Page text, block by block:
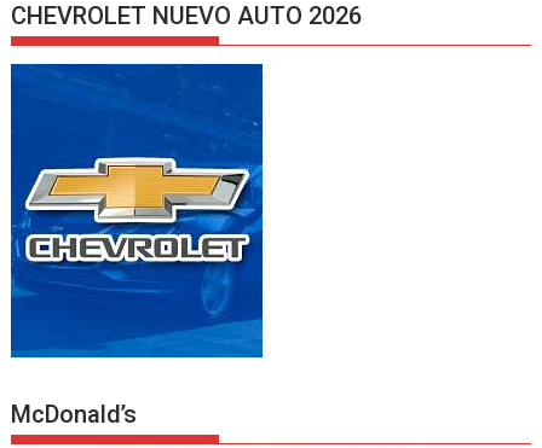
CHEVROLET NUEVO AUTO 2026
McDonald’s